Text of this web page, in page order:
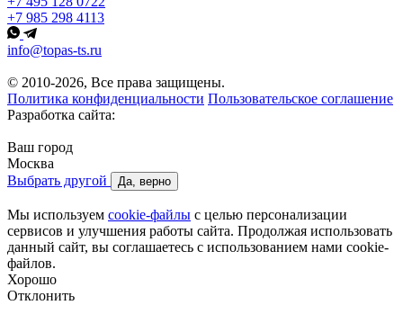
+7 985 298 4113
info@topas-ts.ru
© 2010-2026, Все права защищены.
Политика конфиденциальности Пользовательское соглашение
Разработка сайта:
Ваш город
Москва
Выбрать другой
Да, верно
Мы используем cookie-файлы с целью персонализации
сервисов и улучшения работы сайта. Продолжая использовать
данный сайт, вы соглашаетесь с использованием нами cookie-
файлов.
Хорошо
Отклонить